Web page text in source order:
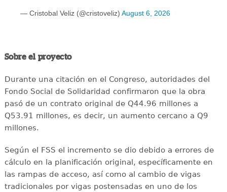
— Cristobal Veliz (@cristoveliz) August 6, 2026
Sobre el proyecto
Durante una citación en el Congreso, autoridades del
Fondo Social de Solidaridad confirmaron que la obra
pasó de un contrato original de Q44.96 millones a
Q53.91 millones, es decir, un aumento cercano a Q9
millones.
Según el FSS el incremento se dio debido a errores de
cálculo en la planificación original, específicamente en
las rampas de acceso, así como al cambio de vigas
tradicionales por vigas postensadas en uno de los